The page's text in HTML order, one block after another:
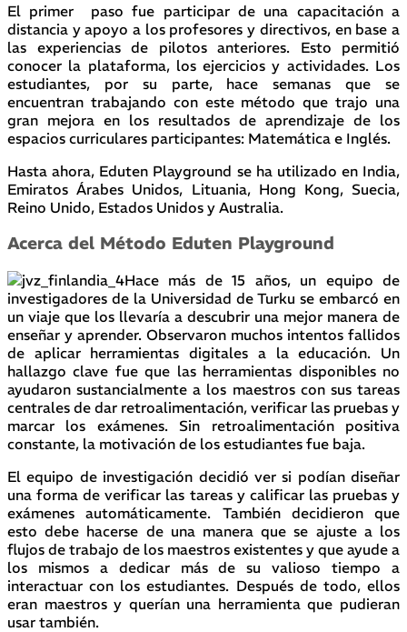
El primer paso fue participar de una capacitación a
distancia y apoyo a los profesores y directivos, en base a
las experiencias de pilotos anteriores. Esto permitió
conocer la plataforma, los ejercicios y actividades. Los
estudiantes, por su parte, hace semanas que se
encuentran trabajando con este método que trajo una
gran mejora en los resultados de aprendizaje de los
espacios curriculares participantes: Matemática e Inglés.
Hasta ahora, Eduten Playground se ha utilizado en India,
Emiratos Árabes Unidos, Lituania, Hong Kong, Suecia,
Reino Unido, Estados Unidos y Australia.
Acerca del Método Eduten Playground
Hace más de 15 años, un equipo de
investigadores de la Universidad de Turku se embarcó en
un viaje que los llevaría a descubrir una mejor manera de
enseñar y aprender. Observaron muchos intentos fallidos
de aplicar herramientas digitales a la educación. Un
hallazgo clave fue que las herramientas disponibles no
ayudaron sustancialmente a los maestros con sus tareas
centrales de dar retroalimentación, verificar las pruebas y
marcar los exámenes. Sin retroalimentación positiva
constante, la motivación de los estudiantes fue baja.
El equipo de investigación decidió ver si podían diseñar
una forma de verificar las tareas y calificar las pruebas y
exámenes automáticamente. También decidieron que
esto debe hacerse de una manera que se ajuste a los
flujos de trabajo de los maestros existentes y que ayude a
los mismos a dedicar más de su valioso tiempo a
interactuar con los estudiantes. Después de todo, ellos
eran maestros y querían una herramienta que pudieran
usar también.